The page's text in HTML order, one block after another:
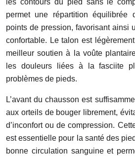
les contours du pied sans le
permet une répartition
points de pression, favorisant ainsi
confortable. Le talon est
meilleur soutien à la voûte
les douleurs liées à la fasciite
problèmes de pieds.
L’avant du chausson est
aux orteils de bouger librement,
d’inconfort ou de compression.
est essentielle pour la santé des
bonne circulation sanguine et